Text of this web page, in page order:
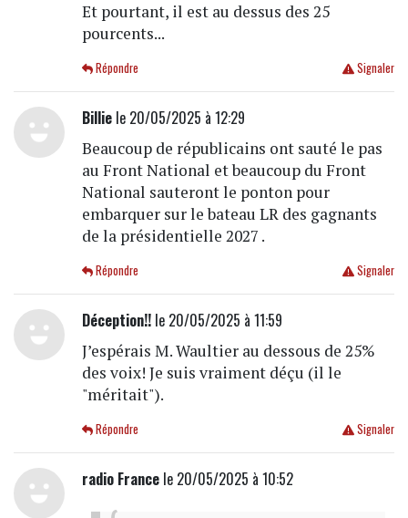
Et pourtant, il est au dessus des 25
pourcents...
Signaler
Répondre
Billiele 20/05/2025 à 12:29
Beaucoup de républicains ont sauté le pas
au Front National et beaucoup du Front
National sauteront le ponton pour
embarquer sur le bateau LR des gagnants
de la présidentielle 2027 .
Signaler
Répondre
Déception!!le 20/05/2025 à 11:59
J’espérais M. Waultier au dessous de 25%
des voix! Je suis vraiment déçu (il le
"méritait").
Signaler
Répondre
radio Francele 20/05/2025 à 10:52